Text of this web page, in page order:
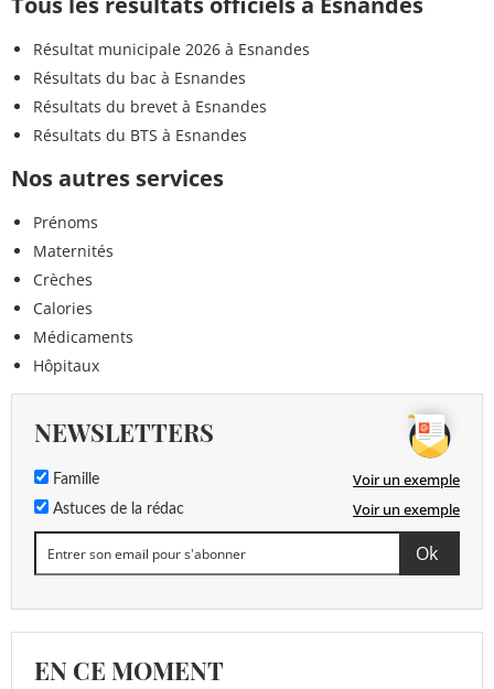
Résultat municipale 2026 à Esnandes
Résultats du bac à Esnandes
Résultats du brevet à Esnandes
Résultats du BTS à Esnandes
Nos autres services
Prénoms
Maternités
Crèches
Calories
Médicaments
Hôpitaux
NEWSLETTERS
Famille Voir un exemple
Astuces de la rédac Voir un exemple
EN CE MOMENT